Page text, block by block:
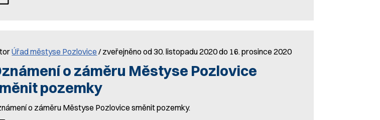
Úřad městyse Pozlovice / zveřejněno od 30. listopadu 2020 do 16. prosince 2020
o záměru Městyse Pozlovice
pozemky
o záměru Městyse Pozlovice směnit pozemky.